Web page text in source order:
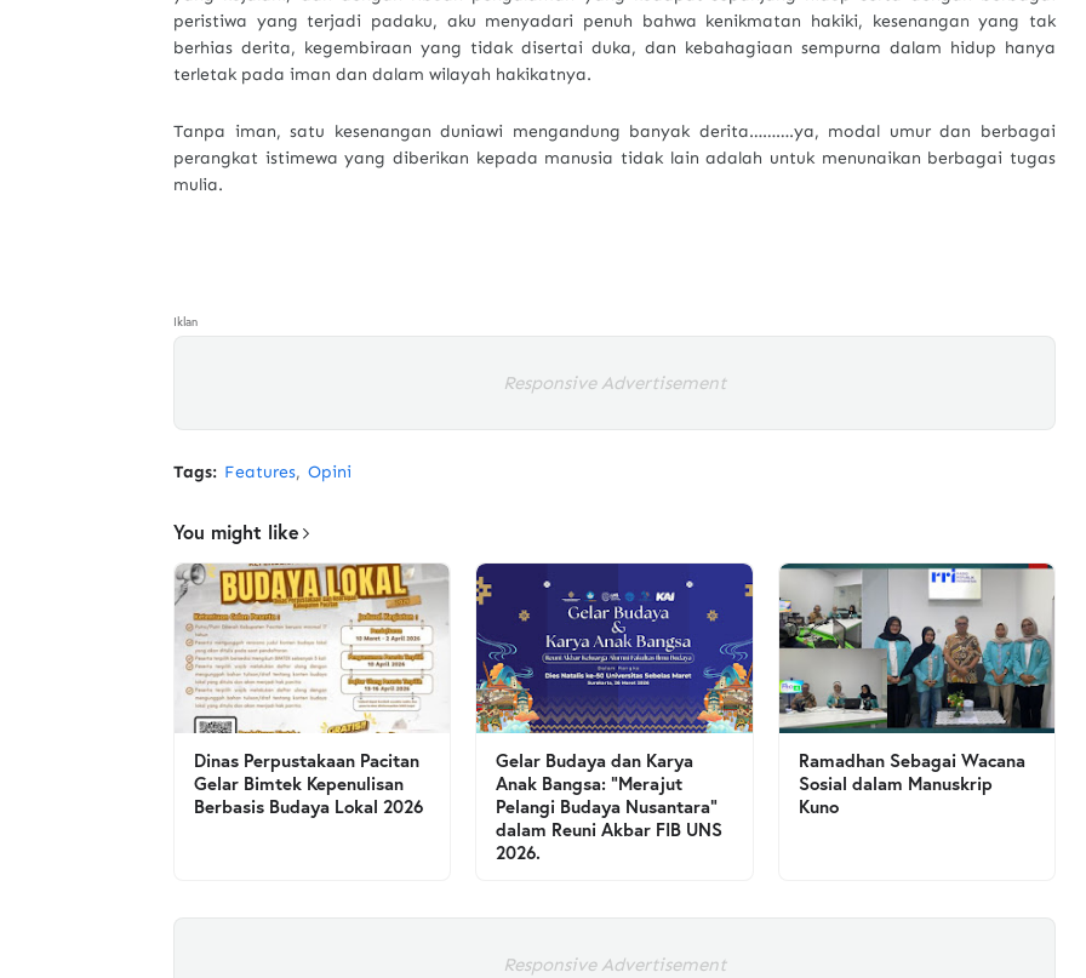
peristiwa yang terjadi padaku, aku menyadari penuh bahwa kenikmatan hakiki, kesenangan yang tak
berhias derita, kegembiraan yang tidak disertai duka, dan kebahagiaan sempurna dalam hidup hanya
terletak pada iman dan dalam wilayah hakikatnya.
Tanpa iman, satu kesenangan duniawi mengandung banyak derita……….ya, modal umur dan berbagai
perangkat istimewa yang diberikan kepada manusia tidak lain adalah untuk menunaikan berbagai tugas
mulia.
Iklan
Responsive Advertisement
Tags: Features Opini
You might like
Dinas Perpustakaan Pacitan
Gelar Bimtek Kepenulisan
Berbasis Budaya Lokal 2026
Gelar Budaya dan Karya
Anak Bangsa: “Merajut
Pelangi Budaya Nusantara”
dalam Reuni Akbar FIB UNS
2026.
Ramadhan Sebagai Wacana
Sosial dalam Manuskrip
Kuno
Responsive Advertisement